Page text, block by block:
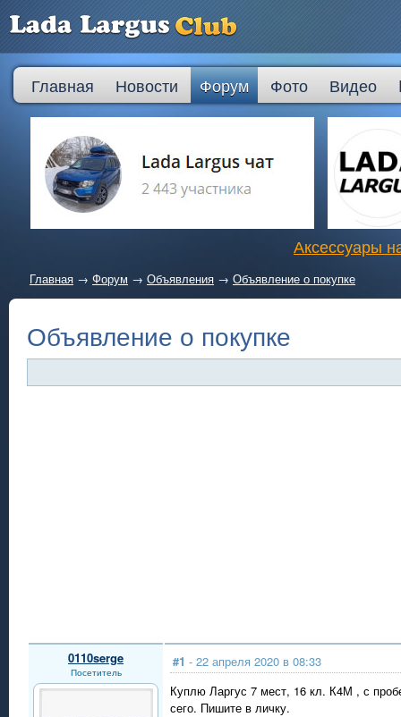
Главная Новости Форум Фото Видео
Аксессуары
Главная → Форум → Объявления → Объявление о покупке
Объявление о покупке
0110serge
Посетитель
#1 - 22 апреля 2020 в 08:33
Куплю Ларгус 7 мест, 16 кл. К4М , с
сего. Пишите в личку.